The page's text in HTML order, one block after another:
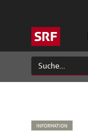
INFORMATION